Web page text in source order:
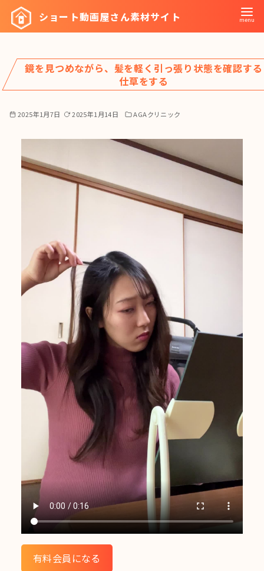
ツ
へ
ショート動画屋さん素材サイト
鏡を見つめながら、髪を軽く引っ張り状態を確認する
仕草をする
2025年1月7日 2025年1月14日 AGAクリニック
有料会員になる